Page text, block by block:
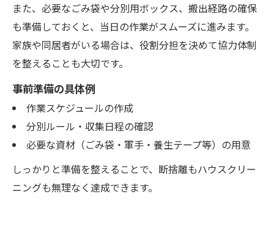
また、必要なごみ袋や分別用ボックス、搬出経路の確保
も準備しておくと、当日の作業がスムーズに進みます。
家族や同居者がいる場合は、役割分担を決めて協力体制
を整えることも大切です。
事前準備の具体例
作業スケジュールの作成
分別ルール・収集日程の確認
必要な資材（ごみ袋・軍手・養生テープ等）の用意
しっかりと準備を整えることで、断捨離もハウスクリー
ニングも無理なく達成できます。